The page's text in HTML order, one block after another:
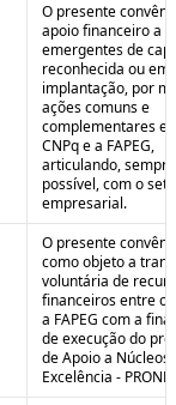
O presente
apoio financeiro a
emergentes de
reconhecida ou em
implantação, por
ações comuns e
complementares
CNPq e a FAPEG,
articulando,
possível, com o
empresarial.
O presente
como objeto a
voluntária de
financeiros entre o
a FAPEG com a
de execução do
de Apoio a Núcleos
Excelência -